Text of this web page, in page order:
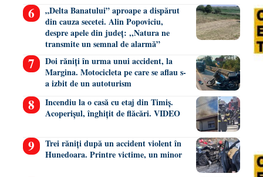
„Delta Banatului” aproape a dispărut
din cauza secetei. Alin Popoviciu,
despre apele din județ: ,,Natura ne
transmite un semnal de alarmă”
Doi răniți în urma unui accident, la
Margina. Motocicleta pe care se aflau s-
a izbit de un autoturism
Incendiu la o casă cu etaj din Timiș.
Acoperișul, înghițit de flăcări. VIDEO
Trei răniți după un accident violent în
Hunedoara. Printre victime, un minor